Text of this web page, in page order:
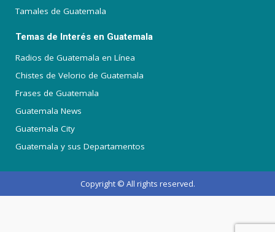
Tamales de Guatemala
Temas de Interés en Guatemala
Radios de Guatemala en Línea
Chistes de Velorio de Guatemala
Frases de Guatemala
Guatemala News
Guatemala City
Guatemala y sus Departamentos
Copyright © All rights reserved.